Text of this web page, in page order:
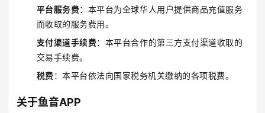
平台服务费：本平台为全球华人用户提供商品充值服务
而收取的服务费用。
支付渠道手续费：本平台合作的第三方支付渠道收取的
交易手续费。
税费：本平台依法向国家税务机关缴纳的各项税费。
关于鱼音APP